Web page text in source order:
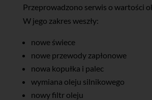
Przeprowadzono serwis o wartości
W jego zakres weszły:
nowe świece
nowe przewody zapłonowe
nowa kopułka i palec
wymiana oleju silnikowego
nowy filtr oleju